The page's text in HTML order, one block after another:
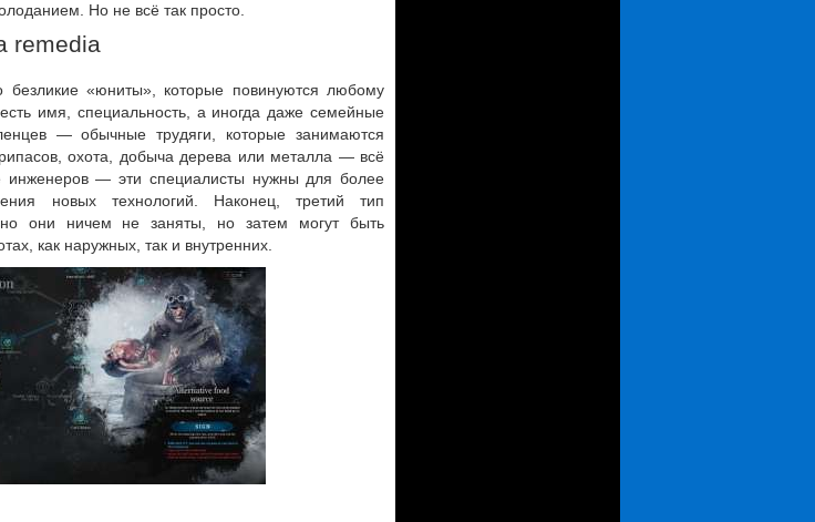
Но не всё так просто.
remedia
«юниты», которые повинуются любому
имя, специальность, а иногда даже семейные
— обычные трудяги, которые занимаются
охота, добыча дерева или металла — всё
инженеров — эти специалисты нужны для более
новых технологий. Наконец, третий тип
они ничем не заняты, но затем могут быть
как наружных, так и внутренних.